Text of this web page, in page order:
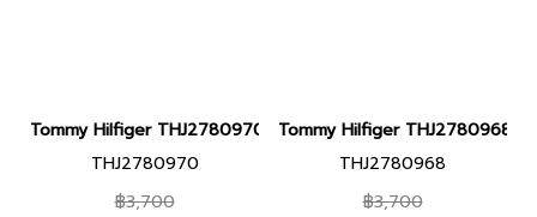
Tommy Hilfiger THJ2780970 JEWELRY สร้อยข้อมือ
THJ2780970
฿3,700
Tommy Hilfiger THJ2780968
THJ2780968
฿3,700